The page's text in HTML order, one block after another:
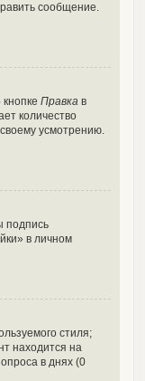
сообщение.
Правка в
количество
усмотрению.
подпись
в личном
стиля;
находится на
в днях (0